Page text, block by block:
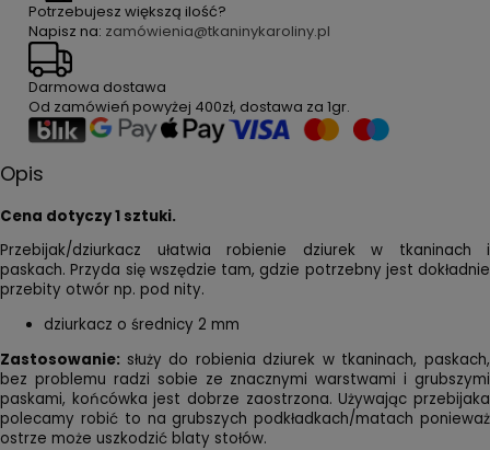
Potrzebujesz większą ilość?
Napisz na: zamówienia@tkaninykaroliny.pl
Darmowa dostawa
Od zamówień powyżej 400zł, dostawa za 1gr.
Opis
Cena dotyczy 1 sztuki.
Przebijak/dziurkacz ułatwia robienie dziurek w tkaninach i
paskach. Przyda się wszędzie tam, gdzie potrzebny jest dokładnie
przebity otwór np. pod nity.
dziurkacz o średnicy 2 mm
Zastosowanie: służy do robienia dziurek w tkaninach, paskach,
bez problemu radzi sobie ze znacznymi warstwami i grubszymi
paskami, końcówka jest dobrze zaostrzona. Używając przebijaka
polecamy robić to na grubszych podkładkach/matach ponieważ
ostrze może uszkodzić blaty stołów.